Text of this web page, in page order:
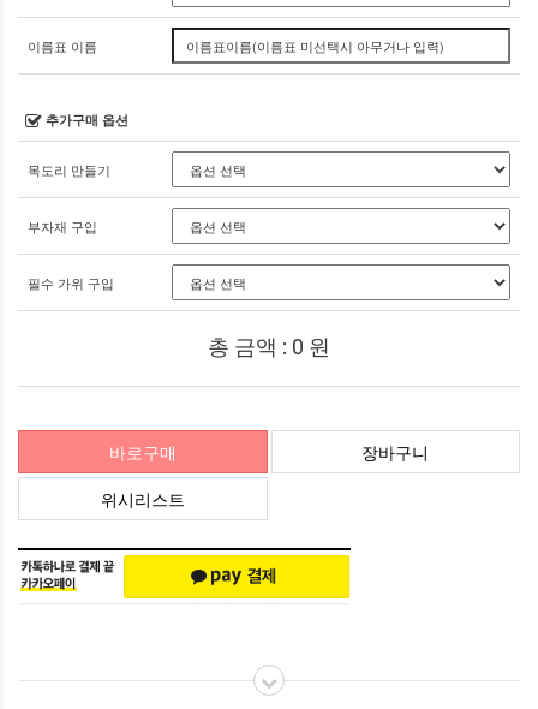
이름표 이름
추가구매 옵션
목도리 만들기
부자재 구입
필수 가위 구입
총 금액 : 0 원
바로구매
장바구니
위시리스트